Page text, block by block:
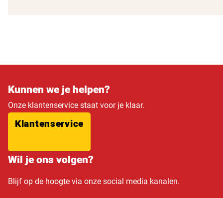
Kunnen we je helpen?
Onze klantenservice staat voor je klaar.
Klantenservice
Wil je ons volgen?
Blijf op de hoogte via onze social media kanalen.